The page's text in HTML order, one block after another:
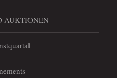
AUKTIONEN